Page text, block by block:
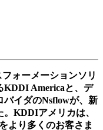
ォーメーションソリ
KDDI Americaと、デ
バイダのNsflowが、新
KDDIアメリカは、
より多くのお客さま